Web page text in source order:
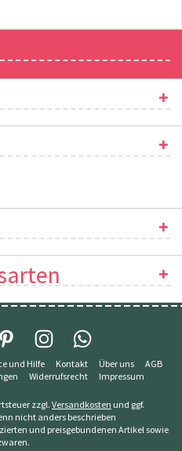
und Hilfe Kontakt Über uns
AGB
Widerrufsrecht Impressum
zzgl.Versandkosten und ggf.
nicht anders beschrieben
und preisgebundenen Artikel sowie